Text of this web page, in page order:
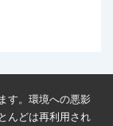
す。環境への悪影
んどは再利用され